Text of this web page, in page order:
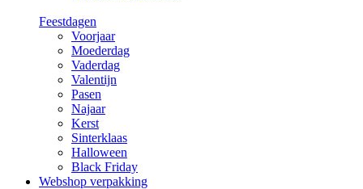
Feestdagen
Voorjaar
Moederdag
Vaderdag
Valentijn
Pasen
Najaar
Kerst
Sinterklaas
Halloween
Black Friday
Webshop verpakking